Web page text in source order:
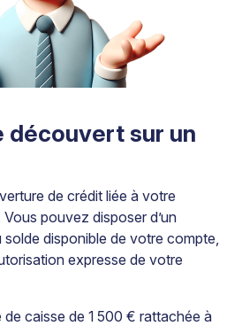
découvert sur un
de crédit liée à votre
pouvez disposer d’un
disponible de votre compte,
expresse de votre
de caisse de 1 500 € rattachée à